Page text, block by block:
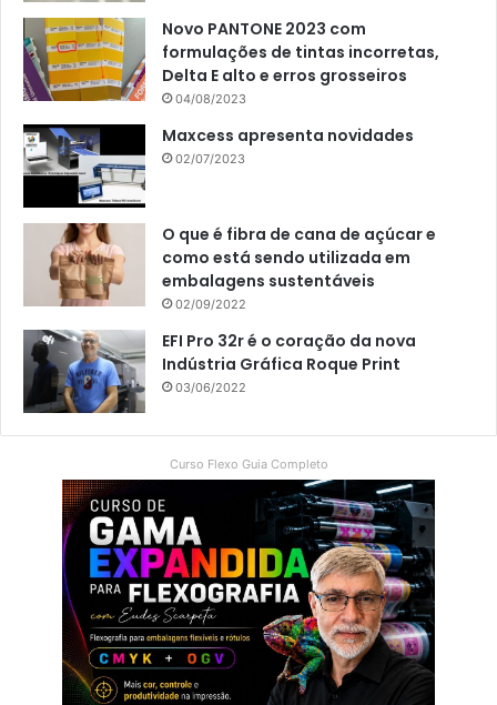
Novo PANTONE 2023 com
formulações de tintas incorretas,
Delta E alto e erros grosseiros
04/08/2023
Maxcess apresenta novidades
02/07/2023
O que é fibra de cana de açúcar e
como está sendo utilizada em
embalagens sustentáveis
02/09/2022
EFI Pro 32r é o coração da nova
Indústria Gráfica Roque Print
03/06/2022
Curso Flexo Guia Completo